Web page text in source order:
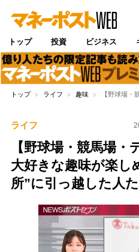
トップ 投資 ビジネス
トップ ライフ 趣味 【野球場・
ライフ
【野球場・競馬場・
大好きな趣味が楽し
所”に引っ越した人